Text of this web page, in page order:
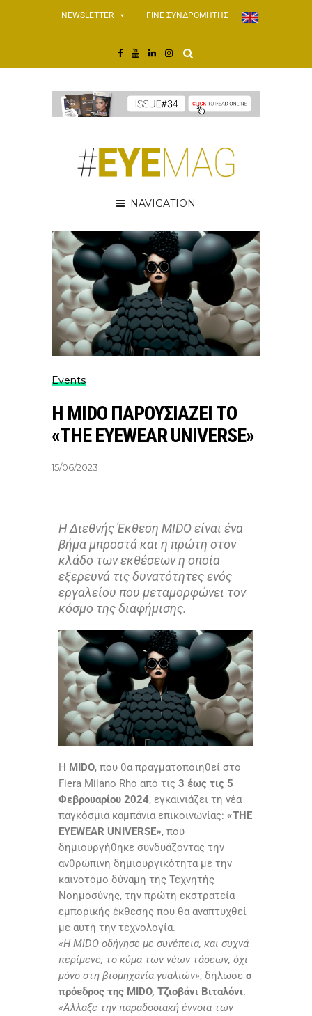
NEWSLETTER ΓΙΝΕ ΣΥΝΔΡΟΜΗΤΗΣ
NAVIGATION
Events
Η MIDO ΠΑΡΟΥΣΙΑΖΕΙ ΤΟ
«THE EYEWEAR UNIVERSE»
15/06/2023
Η Διεθνής Έκθεση MIDOείναι ένα
βήμα μπροστά και η πρώτη στον
κλάδο των εκθέσεωνη οποία
εξερευνά τις δυνατότητες ενός
εργαλείου που μεταμορφώνει τον
κόσμο της διαφήμισης.
Η MIDO, που θα πραγματοποιηθεί στο
Fiera Milano Rho από τις 3 έως τις 5
Φεβρουαρίου 2024, εγκαινιάζει τη νέα
παγκόσμια καμπάνια επικοινωνίας: «THE
EYEWEAR UNIVERSE», που
δημιουργήθηκε συνδυάζοντας την
ανθρώπινη δημιουργικότητα με την
καινοτόμο δύναμη της Τεχνητής
Νοημοσύνης, την πρώτη εκστρατεία
εμπορικής έκθεσης που θα αναπτυχθεί
με αυτή την τεχνολογία.
«Η MIDO οδήγησε με συνέπεια, και συχνά
περίμενε, το κύμα των νέων τάσεων, όχι
μόνο στη βιομηχανία γυαλιών», δήλωσε ο
πρόεδρος της MIDO, Τζιοβάνι Βιταλόνι.
«Άλλαξε την παραδοσιακή έννοια των